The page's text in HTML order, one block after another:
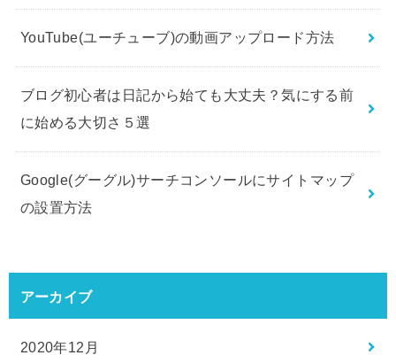
YouTube(ユーチューブ)の動画アップロード方法
ブログ初心者は日記から始ても大丈夫？気にする前
に始める大切さ５選
Google(グーグル)サーチコンソールにサイトマップ
の設置方法
アーカイブ
2020年12月